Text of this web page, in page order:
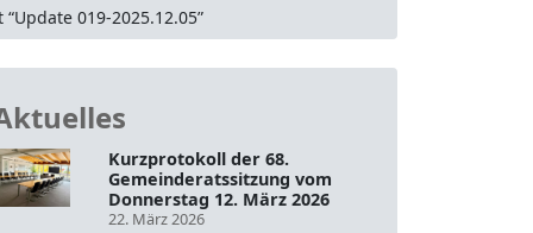
c
h
019-2025.12.05”
Kurzprotokoll der 68.
Gemeinderatssitzung vom
Donnerstag 12. März 2026
22. März 2026